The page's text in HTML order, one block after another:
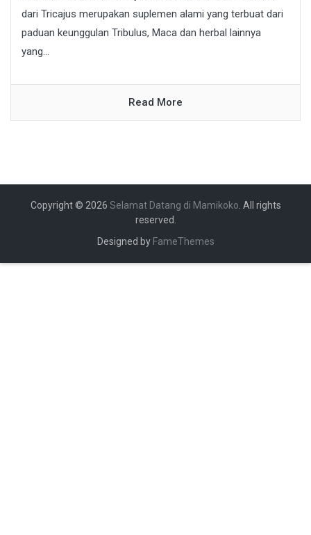
dari Tricajus merupakan suplemen alami yang terbuat dari
paduan keunggulan Tribulus, Maca dan herbal lainnya
yang...
Read More
Copyright © 2026 Selamat Datang di Mamikoko. All rights
reserved.
Designed by FameThemes